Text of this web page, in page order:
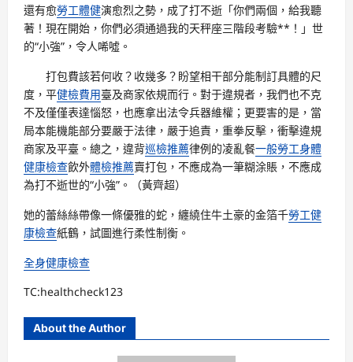
還有愈勞工體健演愈烈之勢，成了打不逝「你們兩個，給我聽
著！現在開始，你們必須通過我的天秤座三階段考驗**！」世
的“小強”，令人唏噓。
打包費該若何收？收幾多？盼望相干部分能制訂具體的尺
度，平健檢費用臺及商家依規而行。對于違規者，我們也不克
不及僅僅表達惱怒，也應拿出法令兵器維權；更要害的是，當
局本能機能部分要嚴于法律，嚴于追責，重拳反擊，衝擊違規
商家及平臺。總之，違背巡檢推薦律例的凌亂餐一般勞工身體
健康檢查飲外體檢推薦賣打包，不應成為一筆糊涂賬，不應成
為打不逝世的“小強”。（黃齊超）
她的蕾絲絲帶像一條優雅的蛇，纏繞住牛土豪的金箔千勞工健
康檢查紙鶴，試圖進行柔性制衡。
全身健康檢查
TC:healthcheck123
About the Author